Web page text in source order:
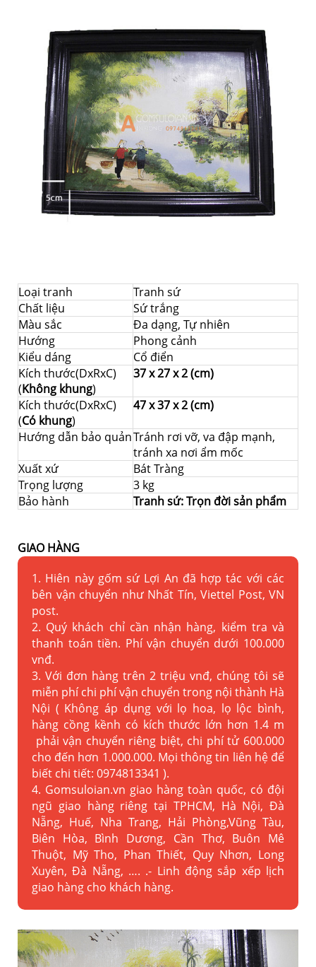
Loại tranh
Tranh sứ
Chất liệu
Sứ trắng
Màu sắc
Đa dạng, Tự nhiên
Hướng
Phong cảnh
Kiểu dáng
Cổ điển
Kích thước(DxRxC)
(Không khung)
37 x 27 x 2 (cm)
Kích thước(DxRxC)
(Có khung)
47 x 37 x 2 (cm)
Hướng dẫn bảo quảnTránh rơi vỡ, va đập mạnh,
tránh xa nơi ẩm mốc
Xuất xứ
Bát Tràng
Trọng lượng
3 kg
Bảo hành
Tranh sứ: Trọn đời sản phẩm
GIAO HÀNG
1. Hiên này gốm sứ Lợi An đã hợp tác với các
bên vận chuyển như Nhất Tín, Viettel Post, VN
post.
2. Quý khách chỉ cần nhận hàng, kiểm tra và
thanh toán tiền. Phí vận chuyển dưới 100.000
vnđ.
3. Với đơn hàng trên 2 triệu vnđ, chúng tôi sẽ
miễn phí chi phí vận chuyển trong nội thành Hà
Nội ( Không áp dụng với lọ hoa, lọ lộc bình,
hàng cồng kềnh có kích thước lớn hơn 1.4 m
phải vận chuyển riêng biệt, chi phí tử 600.000
cho đến hơn 1.000.000. Mọi thông tin liên hệ để
biết chi tiết: 0974813341 ).
4. Gomsuloian.vn giao hàng toàn quốc, có đội
ngũ giao hàng riêng tại TPHCM, Hà Nội, Đà
Nẵng, Huế, Nha Trang, Hải Phòng,Vũng Tàu,
Biên Hòa, Bình Dương, Cần Thơ, Buôn Mê
Thuột, Mỹ Tho, Phan Thiết, Quy Nhơn, Long
Xuyên, Đà Nẵng, …. .- Linh động sắp xếp lịch
giao hàng cho khách hàng.